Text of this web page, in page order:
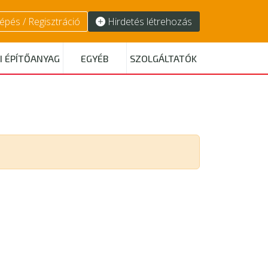
/ Regisztráció Hirdetés létrehozás
ÉPÍTŐANYAG EGYÉB SZOLGÁLTATÓK